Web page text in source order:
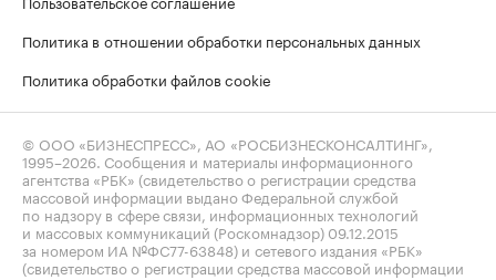
Политика в отношении обработки персональных данных
Политика обработки файлов cookie
© ООО «БИЗНЕСПРЕСС», АО «РОСБИЗНЕСКОНСАЛТИНГ»,
1995–2026 . Сообщения и материалы информационного
агентства «РБК» (свидетельство о регистрации средства
массовой информации выдано Федеральной службой
по надзору в сфере связи, информационных технологий
и массовых коммуникаций (Роскомнадзор) 09.12.2015
за номером ИА №ФС77-63848) и сетевого издания «РБК»
(свидетельство о регистрации средства массовой информации